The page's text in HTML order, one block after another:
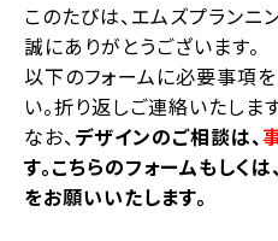
このたびは、エムズプラン
誠にありがとうございます。
以下のフォームに必要事項
い。折り返しご連絡いたします
なお、デザインのご相談は、
す。こちらのフォームもしく
をお願いいたします。